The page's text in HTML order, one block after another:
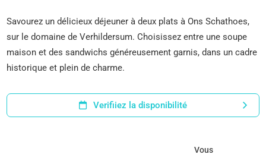
Savourez un délicieux déjeuner à deux plats à Ons Schathoes,
sur le domaine de Verhildersum. Choisissez entre une soupe
maison et des sandwichs généreusement garnis, dans un cadre
historique et plein de charme.
Verifiiez la disponibilité
Vous